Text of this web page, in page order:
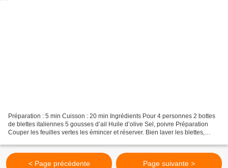
Préparation : 5 min Cuisson : 20 min Ingrédients Pour 4 personnes 2 bottes
de blettes italiennes 5 gousses d’ail Huile d’olive Sel, poivre Préparation
Couper les feuilles vertes les émincer et réserver. Bien laver les blettes,
< Page précédente Page suivante >